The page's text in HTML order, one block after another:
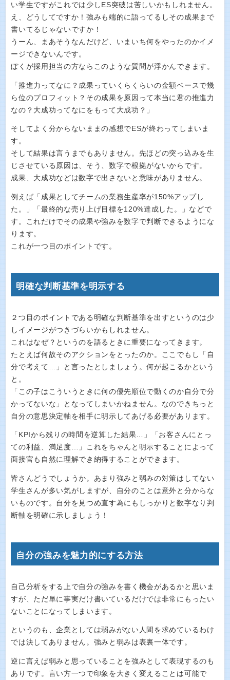
い学生ですがこれでは少しES突破は苦しいかもしれません。
え、どうしてですか！強みも端的に語ってるしその成果まで
書いてるじゃないですか！
うーん、まあそうなんだけど、いまいち何をやったのかイメ
ージできないんです。
ぼくが採用担当の方ならこのような質問が浮かんできます。
「推進力ってなに？成果っていくらくらいの金額ベースで幾
ら位のプロフィット？その成果を原因って本当に君の推進力
なの？大成功ってなにをもって大成功？」
そしてよく分からないままの感想でESが終わってしまいま
す。
そして結果は言うまでもありません。先ほどの突っ込みを生
じさせている原因は、そう、数字で根拠がないからです。
成果、大成功などは数字で出さないと意味がありません。
例えば「成果としてチームの業務生産率が150%アップし
た。」「最終的な売り上げ目標を120%達成した。」などで
す。これだけでその成果や強みを数字で判断できるようにな
ります。
これが一つ目のポイントです。
明確な判断基準を明示する
２つ目のポイントである明確な判断基準を出すというのは少
しイメージがつきづらいかもしれません。
これはなぜ？というのを語るときに重要になってきます。
たとえば何故そのアクションをとったのか。ここでもし「自
分で考えて…」と言ったとしましょう。何が起こるかという
と。
「この子はこういうときに何の優先順位で動くのか自分で分
かってないな」となってしまいかねません。なのできちっと
自分の意思決定軸を相手に明示してあげる必要があります。
「KPIから残りの時間を逆算した結果…」「お客さんにとっ
ての利益、満足度…」これをちゃんと明示することによって
面接官も自然に理解でき納得することができます。
皆さんどうでしょうか。あまり強みと弱みの対策はしてない
学生さんが多い気がしますが、自分のことは意外と分からな
いものです。自分を見つめ直す為にもしっかりと数字なり判
断軸を明確に示しましょう！
自分の強みを魅力的にする方法
自己分析をする上で自分の強みを書く機会があるかと思いま
すが、ただ単に事実だけ書いているだけでは非常にもったい
ないことになってしまいます。
というのも、企業としては弱みがない人間を求めているわけ
では決してありません。強みと弱みは表裏一体です。
逆に言えば弱みと思っていることを強みとして表現するのも
ありです。言い方一つで印象を大きく変えることは可能で